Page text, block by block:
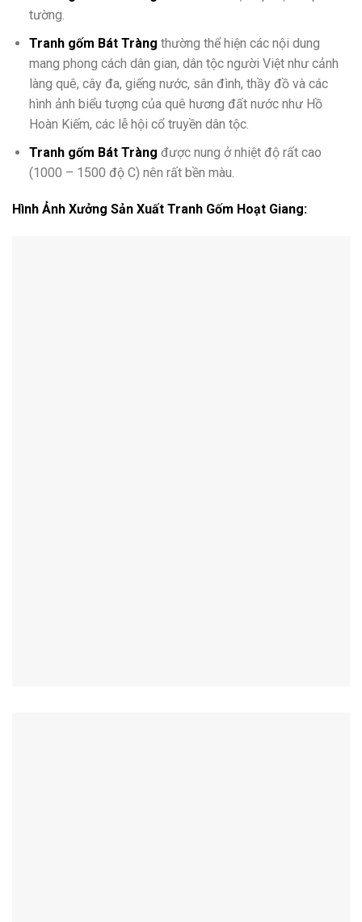
tường.
Tranh gốm Bát Tràng thường thể hiện các nội dung
mang phong cách dân gian, dân tộc người Việt như cảnh
làng quê, cây đa, giếng nước, sân đình, thầy đồ và các
hình ảnh biểu tượng của quê hương đất nước như Hồ
Hoàn Kiếm, các lễ hội cổ truyền dân tộc.
Tranh gốm Bát Tràng được nung ở nhiệt độ rất cao
(1000 – 1500 độ C) nên rất bền màu.
Hình Ảnh Xưởng Sản Xuất Tranh Gốm Hoạt Giang: